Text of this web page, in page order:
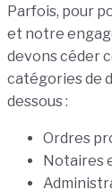
Parfois, pour
et notre
devons céder
catégories de
dessous :
Ordres
Notaires